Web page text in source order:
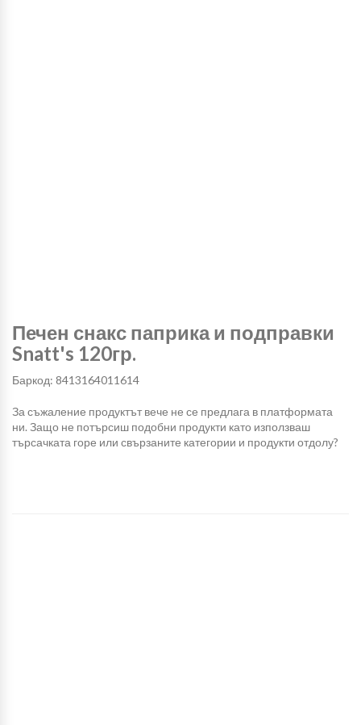
Печен снакс паприка и подправки
Snatt's 120гр.
Баркод: 8413164011614
За съжаление продуктът вече не се предлага в платформата
ни. Защо не потърсиш подобни продукти като използваш
търсачката горе или свързаните категории и продукти отдолу?